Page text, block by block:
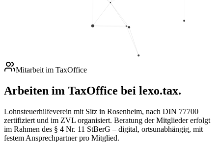
Mitarbeit im TaxOffice
Arbeiten im TaxOffice bei lexo.tax.
Lohnsteuerhilfeverein mit Sitz in Rosenheim, nach DIN 77700
zertifiziert und im ZVL organisiert. Beratung der Mitglieder erfolgt
im Rahmen des § 4 Nr. 11 StBerG – digital, ortsunabhängig, mit
festem Ansprechpartner pro Mitglied.